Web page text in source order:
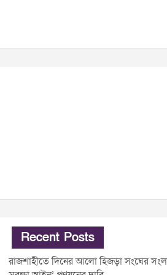
Recent Posts
রাজশাহীতে দিনের আলো হিজড়া সংঘের